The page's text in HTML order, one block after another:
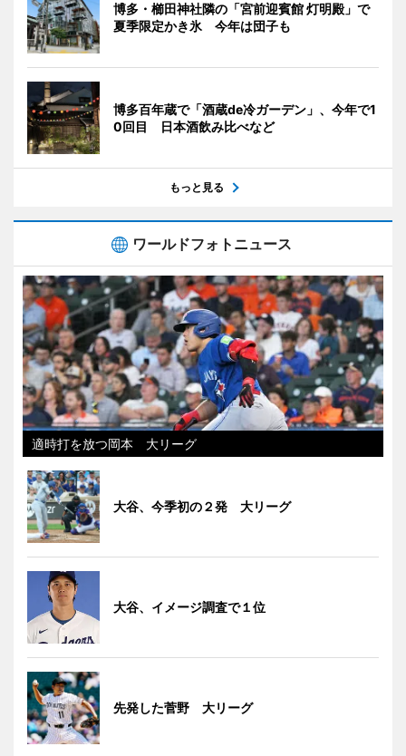
博多・櫛田神社隣の「宮前迎賓館 灯明殿」で
夏季限定かき氷 今年は団子も
博多百年蔵で「酒蔵de冷ガーデン」、今年で1
0回目 日本酒飲み比べなど
もっと見る
ワールドフォトニュース
適時打を放つ岡本 大リーグ
大谷、今季初の２発 大リーグ
大谷、イメージ調査で１位
先発した菅野 大リーグ